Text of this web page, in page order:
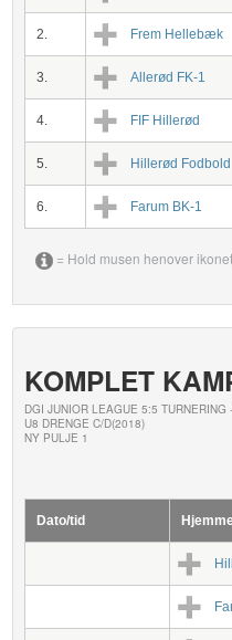
2. Frem Hellebæk
3. Allerød FK-1
4. FIF Hillerød
5. Hillerød Fodbold
6. Farum BK-1
= Hold musen henover
KOMPLET
DGI JUNIOR LEAGUE 5:5 TURNERING
U8 DRENGE C/D(2018)
NY PULJE 1
Dato/tid